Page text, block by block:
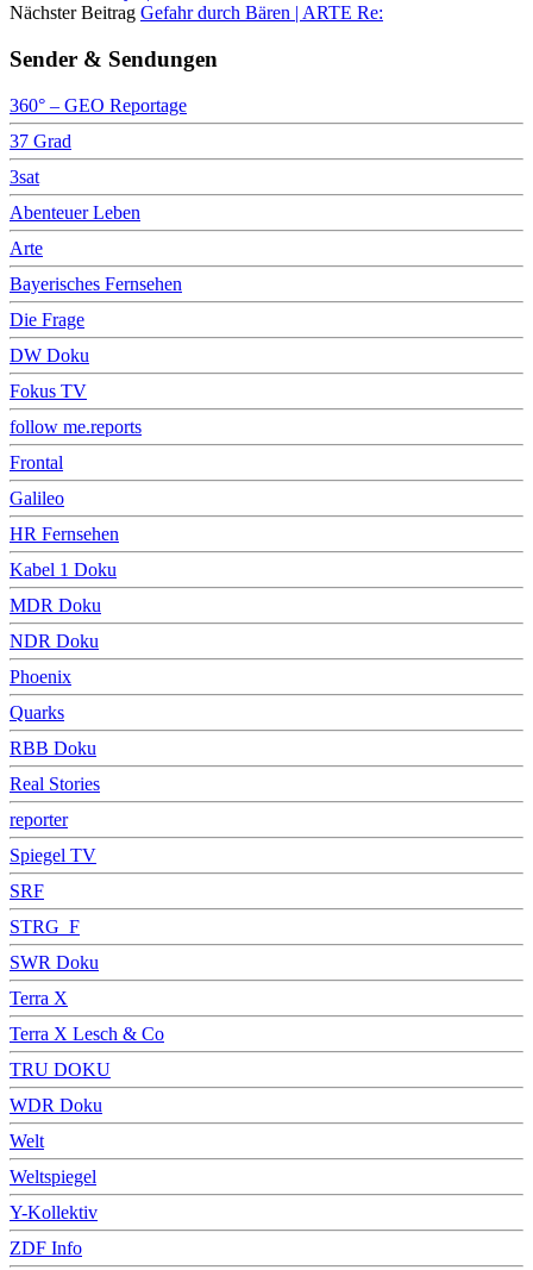
Nächster Beitrag Gefahr durch Bären | ARTE Re:
Sender & Sendungen
360° – GEO Reportage
37 Grad
3sat
Abenteuer Leben
Arte
Bayerisches Fernsehen
Die Frage
DW Doku
Fokus TV
follow me.reports
Frontal
Galileo
HR Fernsehen
Kabel 1 Doku
MDR Doku
NDR Doku
Phoenix
Quarks
RBB Doku
Real Stories
reporter
Spiegel TV
SRF
STRG_F
SWR Doku
Terra X
Terra X Lesch & Co
TRU DOKU
WDR Doku
Welt
Weltspiegel
Y-Kollektiv
ZDF Info